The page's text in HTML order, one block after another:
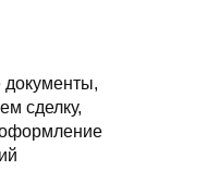
документы,
сделку,